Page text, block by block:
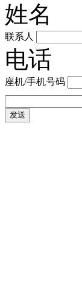
姓名
联系人
电话
座机/手机号码